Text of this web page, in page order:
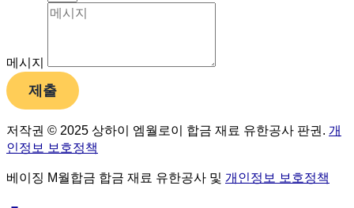
메시지
제출
저작권 © 2025 상하이 엠월로이 합금 재료 유한공사 판권. 개
인정보 보호정책
베이징 M월합금 합금 재료 유한공사 및 개인정보 보호정책